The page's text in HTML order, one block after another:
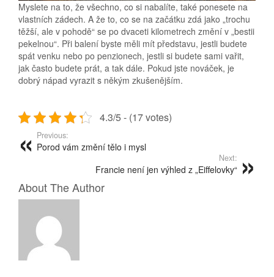
Myslete na to, že všechno, co si nabalíte, také ponesete na
vlastních zádech. A že to, co se na začátku zdá jako „trochu
těžší, ale v pohodě“ se po dvaceti kilometrech změní v „bestii
pekelnou“. Při balení byste měli mít představu, jestli budete
spát venku nebo po penzionech, jestli si budete sami vařit,
jak často budete prát, a tak dále. Pokud jste nováček, je
dobrý nápad vyrazit s někým zkušenějším.
4.3/5 - (17 votes)
Previous:
Porod vám změní tělo i mysl
Next:
Francie není jen výhled z „Eiffelovky“
About The Author